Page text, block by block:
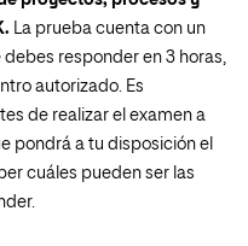
La prueba cuenta con un
responder en 3 horas,
autorizado. Es
de realizar el examen a
pondrá a tu disposición el
cuáles pueden ser las